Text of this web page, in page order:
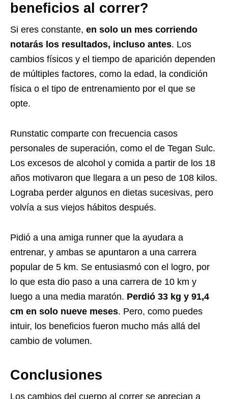
beneficios al correr?
Si eres constante, en solo un mes corriendo
notarás los resultados, incluso antes. Los
cambios físicos y el tiempo de aparición dependen
de múltiples factores, como la edad, la condición
física o el tipo de entrenamiento por el que se
opte.
Runstatic comparte con frecuencia casos
personales de superación, como el de Tegan Sulc.
Los excesos de alcohol y comida a partir de los 18
años motivaron que llegara a un peso de 108 kilos.
Lograba perder algunos en dietas sucesivas, pero
volvía a sus viejos hábitos después.
Pidió a una amiga runner que la ayudara a
entrenar, y ambas se apuntaron a una carrera
popular de 5 km. Se entusiasmó con el logro, por
lo que esta dio paso a una carrera de 10 km y
luego a una media maratón. Perdió 33 kg y 91,4
cm en solo nueve meses. Pero, como puedes
intuir, los beneficios fueron mucho más allá del
cambio de volumen.
Conclusiones
Los cambios del cuerpo al correr se aprecian a